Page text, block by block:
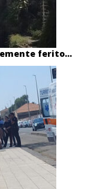
ferito...